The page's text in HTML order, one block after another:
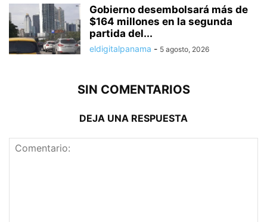
Gobierno desembolsará más de
$164 millones en la segunda
partida del...
eldigitalpanama - 5 agosto, 2026
SIN COMENTARIOS
DEJA UNA RESPUESTA